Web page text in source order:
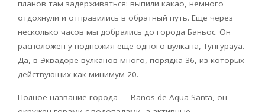
планов там задерживаться: выпили какао, немного
отдохнули и отправились в обратный путь. Еще через
несколько часов мы добрались до города Баньос. Он
расположен у подножия еще одного вулкана, Тунгурауа.
Да, в Эквадоре вулканов много, порядка 36, из которых
действующих как минимум 20.
Полное название города — Banos de Aqua Santa, он